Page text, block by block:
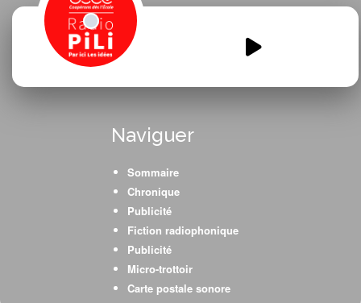
Meme-pas-vrai-meme-pas-
Naviguer
Sommaire
Chronique
Publicité
Fiction radiophonique
Publicité
Micro-trottoir
Carte postale sonore